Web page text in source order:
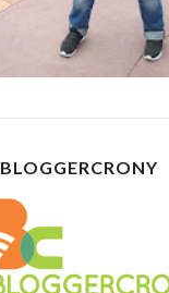
BLOGGERCRONY